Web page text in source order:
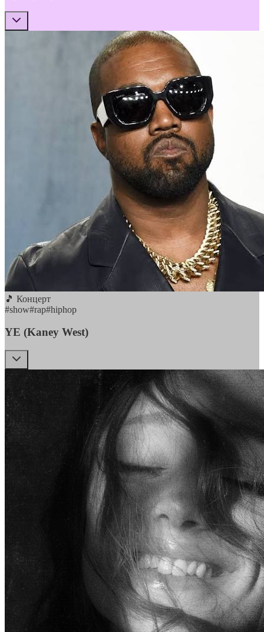
🎵 Концерт
#show#rap#hiphop
YE (Kaney West)